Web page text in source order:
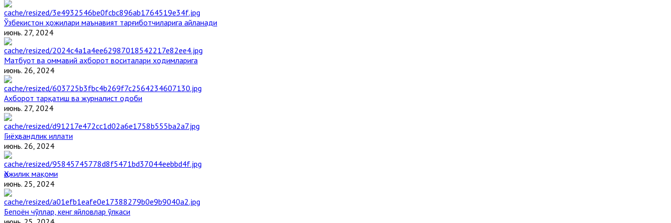
Ўзбекистон ҳожилари маънавият тарғиботчиларига айланади
июнь. 27, 2024
Матбуот ва оммавий ахборот воситалари ходимларига
июнь. 26, 2024
Ахборот тарқатиш ва журналист одоби
июнь. 27, 2024
Гиёҳвандлик иллати
июнь. 26, 2024
Ҳожилик мақоми
июнь. 25, 2024
Бепоён чўллар, кенг яйловлар ўлкаси